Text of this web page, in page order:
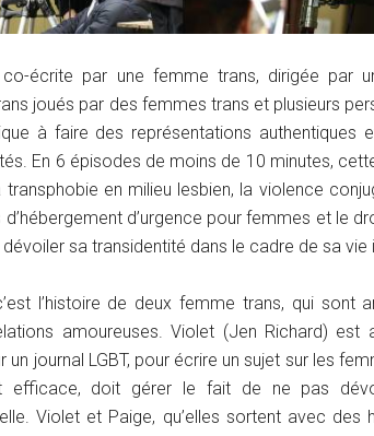
écrite par une femme trans, dirigée par
joués par des femmes trans et plusieurs
à faire des représentations
En 6 épisodes de moins de 10 minutes,
transphobie en milieu lesbien, la violence
d’urgence pour femmes et le
sa transidentité dans le cadre de sa
l’histoire de deux femme trans, qui
amoureuses. Violet (Jen Richard) est
un journal LGBT, pour écrire un sujet sur les
efficace, doit gérer le fait de ne pas
Violet et Paige, qu’elles sortent avec